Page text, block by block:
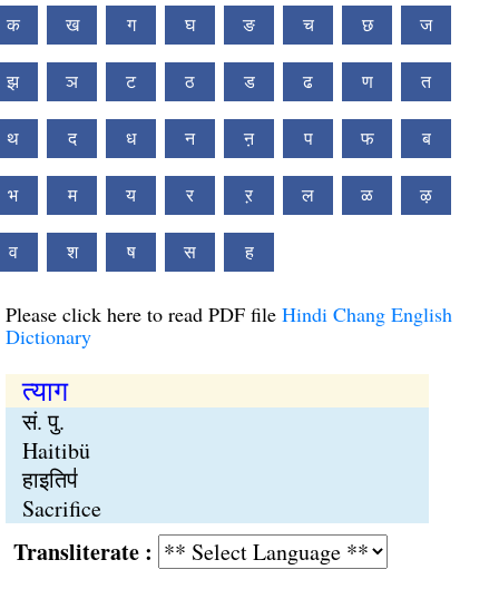
क ख ग घ ङ च छ ज
झ ञ ट ठ ड ढ ण त
थ द ध न ऩ प फ ब
भ म य र ऱ ल ळ ऴ
व श ष स ह
Please click here to read PDF file Hindi Chang English
Dictionary
त्याग
सं. पु.
Haitibü
हाइतिप॑
Sacrifice
: